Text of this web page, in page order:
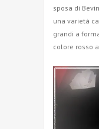
sposa di
una varietà
grandi a
colore rosso